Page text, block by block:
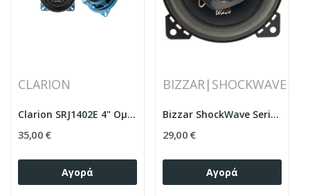
CLARION
Clarion SRJ1402E 4" Ομοαξονικά Ηχεία Δύο Δρόμων...
35,00 €
Αγορά
BIZZAR|SHOCKWAVE
Bizzar ShockWave Series Ομοαξονικά ηχεία 4"...
29,00 €
Αγορά